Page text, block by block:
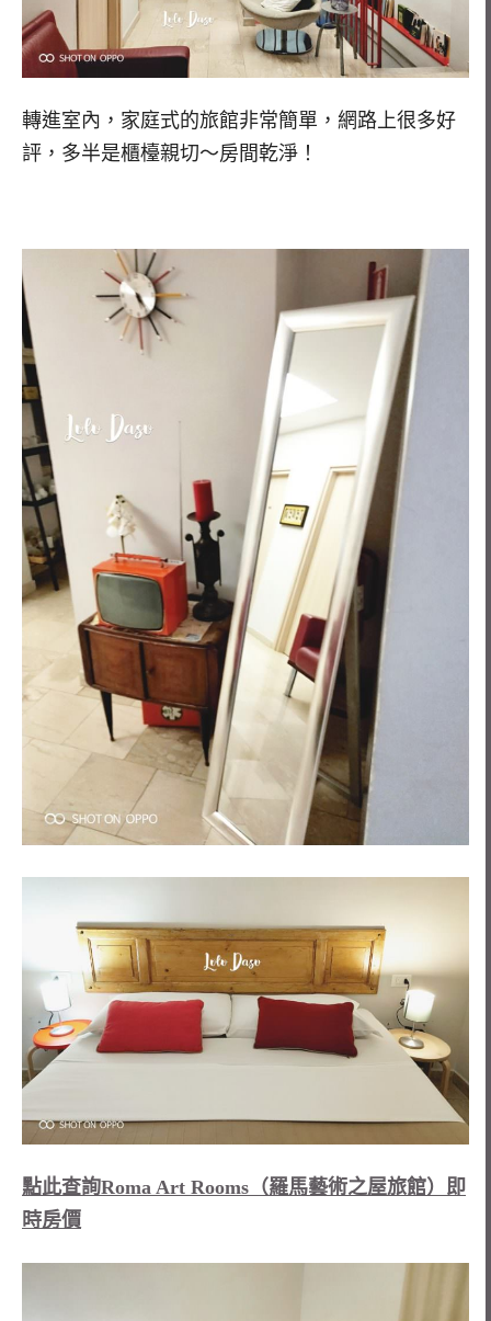
轉進室內，家庭式的旅館非常簡單，網路上很多好
評，多半是櫃檯親切～房間乾淨！
點此查詢Roma Art Rooms（羅馬藝術之屋旅館）即
時房價